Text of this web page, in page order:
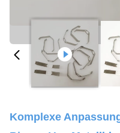
Komplexe